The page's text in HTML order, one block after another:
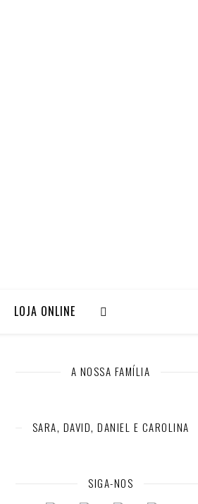
LOJA ONLINE
A NOSSA FAMÍLIA
SARA, DAVID, DANIEL E CAROLINA
SIGA-NOS